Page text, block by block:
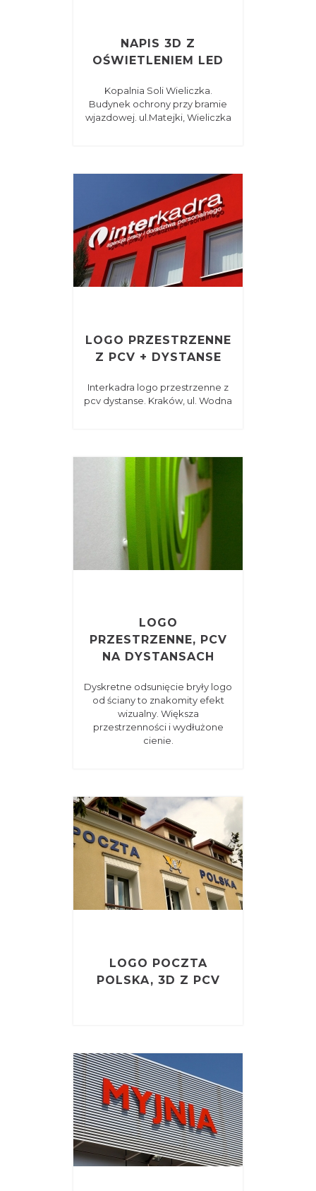
NAPIS 3D Z
OŚWIETLENIEM LED
Kopalnia Soli Wieliczka.
Budynek ochrony przy bramie
wjazdowej. ul.Matejki, Wieliczka
LOGO PRZESTRZENNE
Z PCV + DYSTANSE
Interkadra logo przestrzenne z
pcv dystanse. Kraków, ul. Wodna
LOGO
PRZESTRZENNE, PCV
NA DYSTANSACH
Dyskretne odsunięcie bryły logo
od ściany to znakomity efekt
wizualny. Większa
przestrzenności i wydłużone
cienie.
LOGO POCZTA
POLSKA, 3D Z PCV